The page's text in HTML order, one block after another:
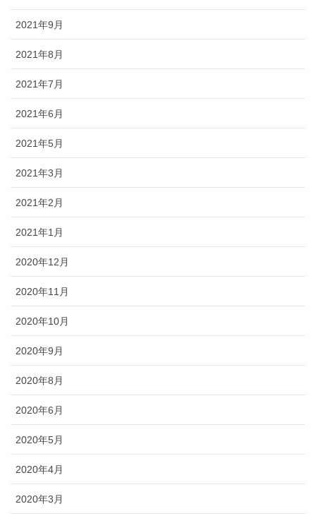
2021年9月
2021年8月
2021年7月
2021年6月
2021年5月
2021年3月
2021年2月
2021年1月
2020年12月
2020年11月
2020年10月
2020年9月
2020年8月
2020年6月
2020年5月
2020年4月
2020年3月